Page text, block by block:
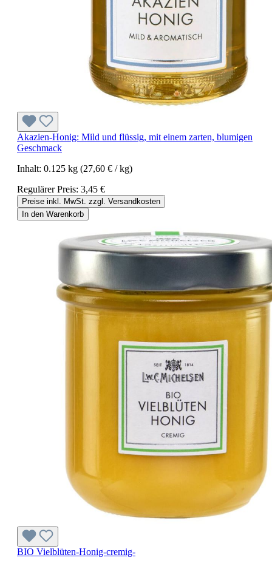
Akazien-Honig: Mild und flüssig, mit einem zarten, blumigen
Geschmack
Inhalt: 0.125 kg (27,60 € / kg)
Regulärer Preis: 3,45 €
Preise inkl. MwSt. zzgl. Versandkosten
In den Warenkorb
BIO Vielblüten-Honig-cremig-